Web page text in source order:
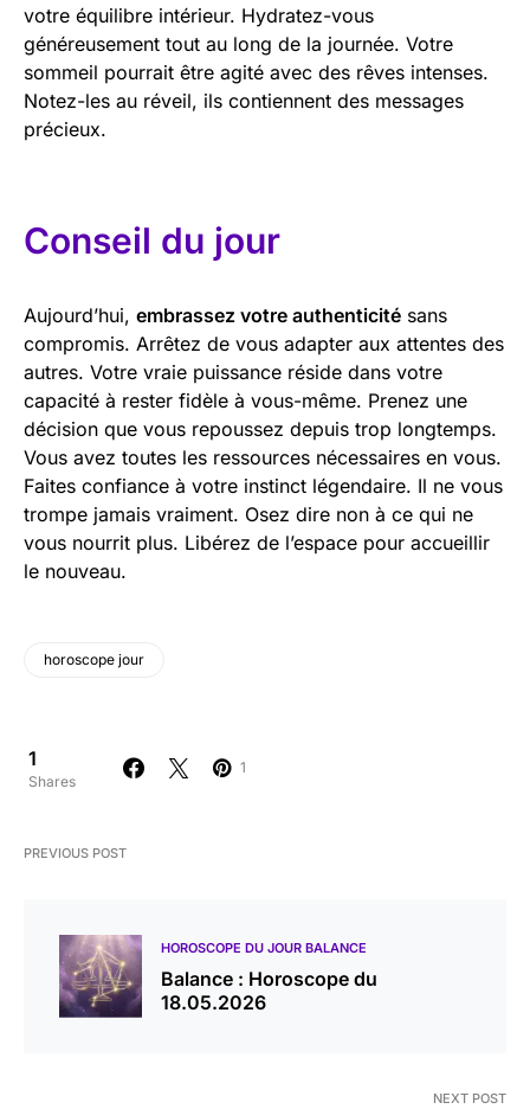
votre équilibre intérieur. Hydratez-vous
généreusement tout au long de la journée. Votre
sommeil pourrait être agité avec des rêves intenses.
Notez-les au réveil, ils contiennent des messages
précieux.
Conseil du jour
Aujourd’hui, embrassez votre authenticité sans
compromis. Arrêtez de vous adapter aux attentes des
autres. Votre vraie puissance réside dans votre
capacité à rester fidèle à vous-même. Prenez une
décision que vous repoussez depuis trop longtemps.
Vous avez toutes les ressources nécessaires en vous.
Faites confiance à votre instinct légendaire. Il ne vous
trompe jamais vraiment. Osez dire non à ce qui ne
vous nourrit plus. Libérez de l’espace pour accueillir
le nouveau.
horoscope jour
1
Shares
1
PREVIOUS POST
HOROSCOPE DU JOUR BALANCE
Balance : Horoscope du
18.05.2026
NEXT POST